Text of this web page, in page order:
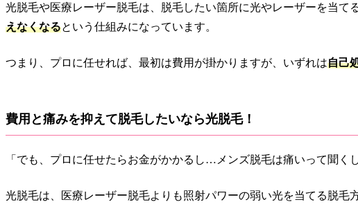
光脱毛や医療レーザー脱毛は、脱毛したい箇所に光やレーザーを当て
えなくなるという仕組みになっています。
つまり、プロに任せれば、最初は費用が掛かりますが、いずれは自己
費用と痛みを抑えて脱毛したいなら光脱毛！
「でも、プロに任せたらお金がかかるし…メンズ脱毛は痛いって聞く
光脱毛は、医療レーザー脱毛よりも照射パワーの弱い光を当てる脱毛方